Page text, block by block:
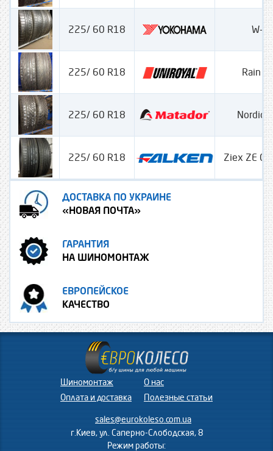
225/ 60 R18 W-
225/ 60 R18 Rain
225/ 60 R18 Nordica
225/ 60 R18 Ziex ZE
ДОСТАВКА ПО УКРАИНЕ
«НОВАЯ ПОЧТА»
ГАРАНТИЯ
НА ШИНОМОНТАЖ
ЕВРОПЕЙСКОЕ
КАЧЕСТВО
Шиномонтаж
Оплата и доставка
О нас
Полезные статьи
sales@eurokoleso.com.ua
г.Киев, ул. Саперно-Слободская, 8
Режим работы: